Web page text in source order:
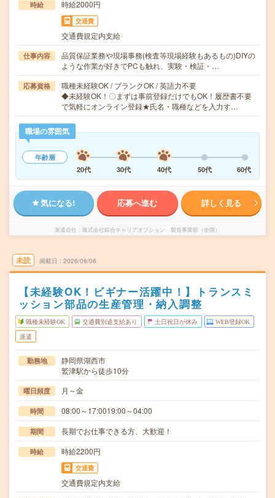
時給 時給2000円
交通費
交通費規定内支給
仕事内容
品質保証業務や現場事務(検査等現場経験もあるもの)DIYの
ような作業が好きでPCも触れ、実験・検証・…
応募資格
職種未経験OK / ブランクOK / 英語力不要
◆未経験OK！〇まずは事前登録だけでもOK！履歴書不要
で気軽にオンライン登録★氏名・職種などを入力す…
職場の雰囲気
年齢層
20代
30代 40代 50代 60代
気になる! 応募へ進む 詳しく見る
派遣会社 株式会社綜合キャリアオプション 製造事業部（全国）
未読 掲載日 2026/08/06
【未経験OK！ビギナー活躍中！】トランスミ
ッション部品の生産管理・納入調整
職種未経験OK 交通費別途支給あり 土日祝日が休み WEB登録OK
派遣
勤務地
静岡県湖西市
鷲津駅から徒歩10分
曜日頻度 月～金
時間 08:00～17:0019:00～04:00
期間 長期でお仕事できる方、大歓迎！
時給 時給2200円
交通費
交通費規定内支給